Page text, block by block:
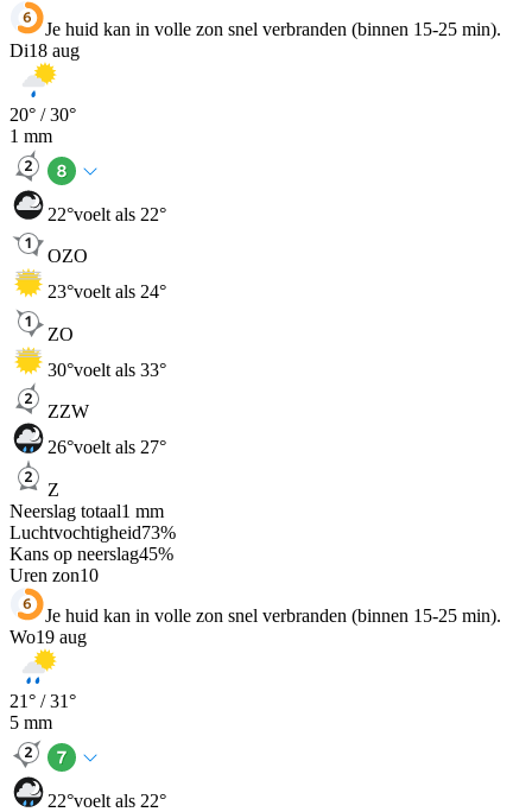
Je huid kan in volle zon snel verbranden (binnen 15-25 min).
Di18 aug
20° /30°
1 mm
22°voelt als 22°
OZO
23°voelt als 24°
ZO
30°voelt als 33°
ZZW
26°voelt als 27°
Z
Neerslag totaal1 mm
Luchtvochtigheid73%
Kans op neerslag45%
Uren zon10
Je huid kan in volle zon snel verbranden (binnen 15-25 min).
Wo19 aug
21° /31°
5 mm
22°voelt als 22°